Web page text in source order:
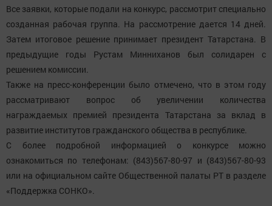
Все заявки, которые подали на конкурс, рассмотрит специально
созданная рабочая группа. На рассмотрение дается 14 дней.
Затем итоговое решение принимает президент Татарстана. В
предыдущие годы Рустам Минниханов был солидарен с
решением комиссии.
Также на пресс-конференции было отмечено, что в этом году
рассматривают вопрос об увеличении количества
награждаемых премией президента Татарстана за вклад в
развитие институтов гражданского общества в республике.
С более подробной информацией о конкурсе можно
ознакомиться по телефонам: (843)567-80-97 и (843)567-80-93
или на официальном сайте Общественной палаты РТ в разделе
«Поддержка СОНКО».